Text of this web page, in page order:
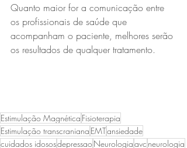
Quanto maior for a comunicação entre
os profissionais de saúde que
acompanham o paciente, melhores serão
os resultados de qualquer tratamento.
Estimulação Magnética Fisioterapia
Estimulação transcraniana EMTansiedade
cuidados idososdepressao Neurologiaavc neurologia